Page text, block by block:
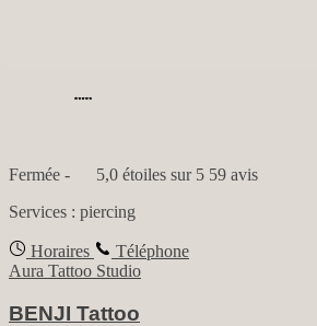
Fermée - 5,0 étoiles sur 5 59 avis
Services : piercing
Horaires
Téléphone
Aura Tattoo Studio
BENJI Tattoo